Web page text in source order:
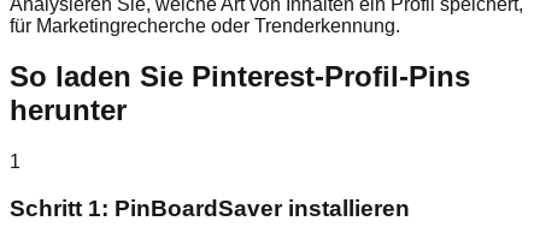
für Marketingrecherche oder Trenderkennung.
So laden Sie Pinterest-Profil-Pins
herunter
1
Schritt 1: PinBoardSaver installieren